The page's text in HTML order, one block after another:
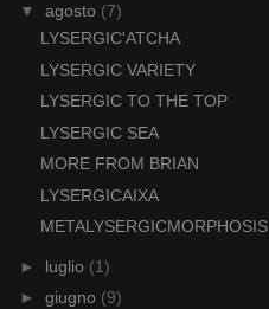
▼agosto (7)
LYSERGIC'ATCHA
LYSERGIC VARIETY
LYSERGIC TO THE TOP
LYSERGIC SEA
MORE FROM BRIAN
LYSERGICAIXA
METALYSERGICMORPHOSIS
► luglio (1)
►giugno (9)